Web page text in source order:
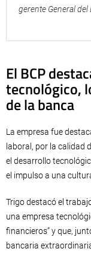
gerente General del
El BCP
tecnológico,
de la banca
La empresa fue
laboral, por la calidad
el desarrollo
el impulso a una
Trigo destacó el
una empresa
financieros” y que,
bancaria